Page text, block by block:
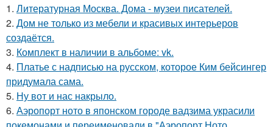
1. Литературная Москва. Дома - музеи писателей.
2. Дом не только из мебели и красивых интерьеров
создаётся.
3. Комплект в наличии в альбоме: vk.
4. Платье с надписью на русском, которое Ким бейсингер
придумала сама.
5. Ну вот и нас накрыло.
6. Аэропорт ното в японском городе вадзима украсили